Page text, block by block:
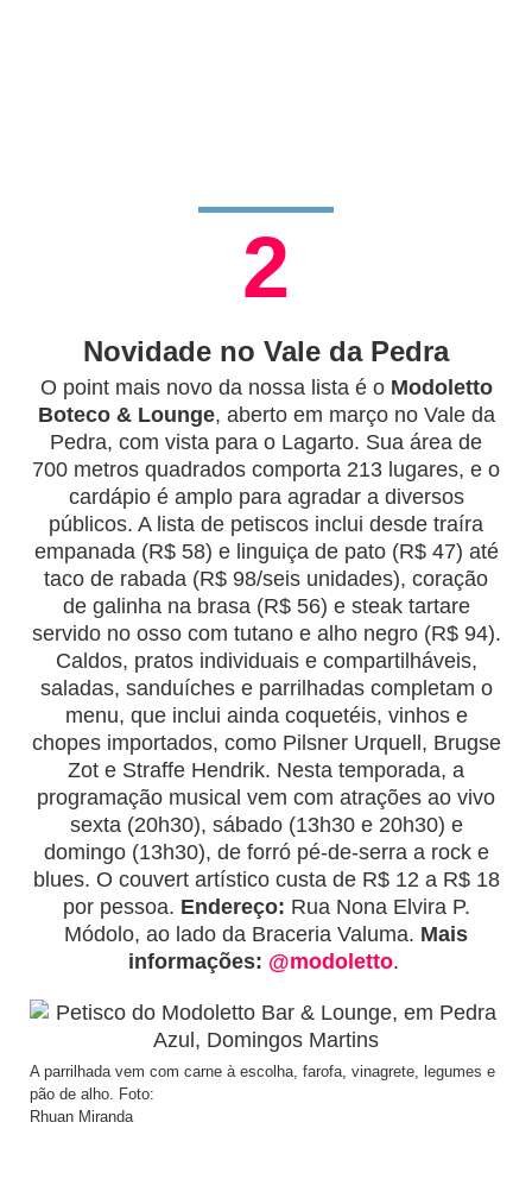
2
Novidade no Vale da Pedra
O point mais novo da nossa lista é o Modoletto
Boteco & Lounge, aberto em março no Vale da
Pedra, com vista para o Lagarto. Sua área de
700 metros quadrados comporta 213 lugares, e o
cardápio é amplo para agradar a diversos
públicos. A lista de petiscos inclui desde traíra
empanada (R$ 58) e linguiça de pato (R$ 47) até
taco de rabada (R$ 98/seis unidades), coração
de galinha na brasa (R$ 56) e steak tartare
servido no osso com tutano e alho negro (R$ 94).
Caldos, pratos individuais e compartilháveis,
saladas, sanduíches e parrilhadas completam o
menu, que inclui ainda coquetéis, vinhos e
chopes importados, como Pilsner Urquell, Brugse
Zot e Straffe Hendrik. Nesta temporada, a
programação musical vem com atrações ao vivo
sexta (20h30), sábado (13h30 e 20h30) e
domingo (13h30), de forró pé-de-serra a rock e
blues. O couvert artístico custa de R$ 12 a R$ 18
por pessoa. Endereço: Rua Nona Elvira P.
Módolo, ao lado da Braceria Valuma. Mais
informações: @modoletto.
A parrilhada vem com carne à escolha, farofa, vinagrete, legumes e
pão de alho. Foto:
Rhuan Miranda